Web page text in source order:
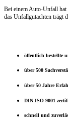
Bei einem Auto-Unfall hat
das Unfallgutachten trägt
öffentlich bestellte
über 500
über 50 Jahre
DIN ISO 9001
schnell und